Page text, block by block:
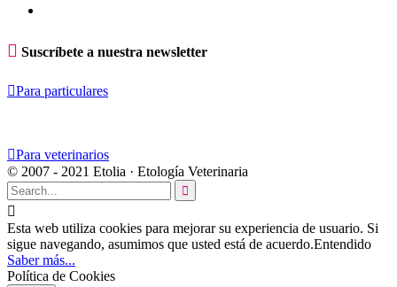
 Suscríbete a nuestra newsletter
Para particulares
Para veterinarios
© 2007 - 2021 Etolia · Etología Veterinaria


Esta web utiliza cookies para mejorar su experiencia de usuario. Si
sigue navegando, asumimos que usted está de acuerdo.Entendido
Saber más...
Política de Cookies